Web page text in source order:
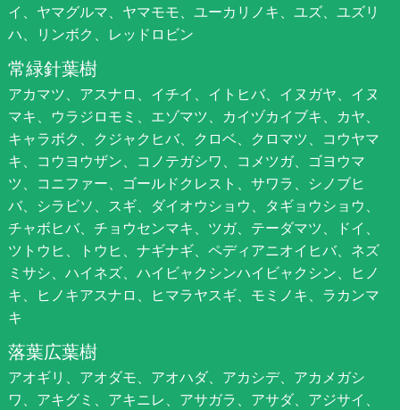
イ、ヤマグルマ、ヤマモモ、ユーカリノキ、ユズ、ユズリ
ハ、リンボク、レッドロビン
常緑針葉樹
アカマツ、アスナロ、イチイ、イトヒバ、イヌガヤ、イヌ
マキ、ウラジロモミ、エゾマツ、カイヅカイブキ、カヤ、
キャラボク、クジャクヒバ、クロベ、クロマツ、コウヤマ
キ、コウヨウザン、コノテガシワ、コメツガ、ゴヨウマ
ツ、コニファー、ゴールドクレスト、サワラ、シノブヒ
バ、シラビソ、スギ、ダイオウショウ、タギョウショウ、
チャボヒバ、チョウセンマキ、ツガ、テーダマツ、ドイ、
ツトウヒ、トウヒ、ナギナギ、ペディアニオイヒバ、ネズ
ミサシ、ハイネズ、ハイビャクシンハイビャクシン、ヒノ
キ、ヒノキアスナロ、ヒマラヤスギ、モミノキ、ラカンマ
キ
落葉広葉樹
アオギリ、アオダモ、アオハダ、アカシデ、アカメガシ
ワ、アキグミ、アキニレ、アサガラ、アサダ、アジサイ、